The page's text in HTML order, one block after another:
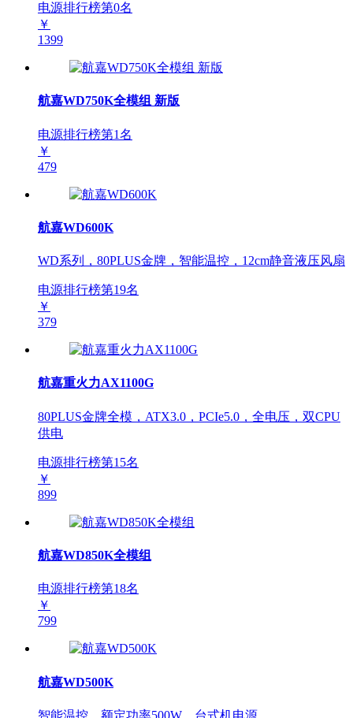
电源排行榜第0名
￥
1399
航嘉WD750K全模组 新版
电源排行榜第1名
￥
479
航嘉WD600K
WD系列，80PLUS金牌，智能温控，12cm静音液压风扇
电源排行榜第19名
￥
379
航嘉重火力AX1100G
80PLUS金牌全模，ATX3.0，PCIe5.0，全电压，双CPU
供电
电源排行榜第15名
￥
899
航嘉WD850K全模组
电源排行榜第18名
￥
799
航嘉WD500K
智能温控，额定功率500W，台式机电源